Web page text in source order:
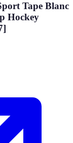
Tape Blanc
Hockey